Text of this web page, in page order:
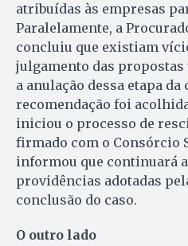
atribuídas às empresas
Paralelamente, a
concluiu que existiam
julgamento das propostas
a anulação dessa etapa
recomendação foi
iniciou o processo de
firmado com o Consórcio
informou que continuará
providências adotadas
conclusão do caso.
O outro lado